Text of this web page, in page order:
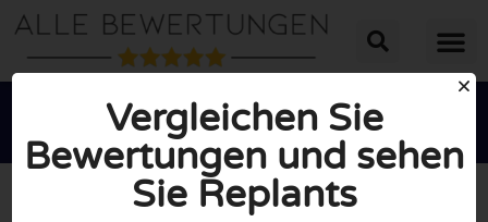
Vergleichen Sie
Bewertungen und sehen
Sie Replants